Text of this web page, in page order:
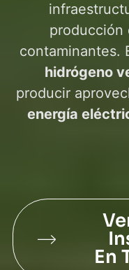
producción
contaminantes.
hidrógeno
producir
energía
En